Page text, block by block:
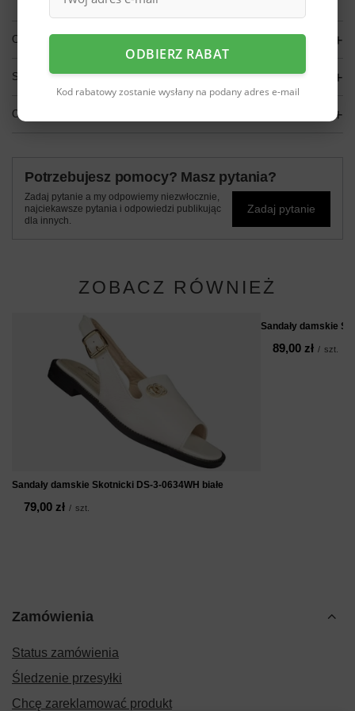
OPIS
SZCZEGÓŁOWE DANE
OPINIE
Potrzebujesz pomocy? Masz pytania?
Zadaj pytanie a my odpowiemy niezwłocznie,
najciekawsze pytania i odpowiedzi publikując
dla innych.
Zadaj pytanie
ZOBACZ RÓWNIEŻ
Sandały damskie Skotnicki DS-3-0634WH białe
79,00 zł / szt.
Sandały damskie
89,00 zł / szt.
Zamówienia
Status zamówienia
Śledzenie przesyłki
Chcę zareklamować produkt
ODBIERZ RABAT
Kod rabatowy zostanie wysłany na podany adres e-mail